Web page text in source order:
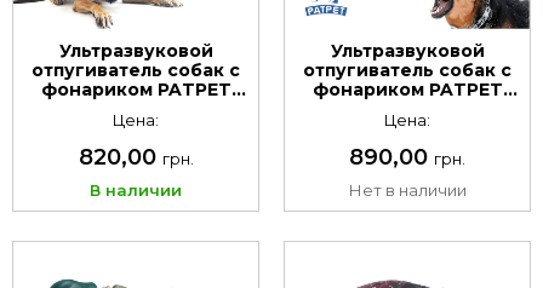
Ультразвуковой
отпугиватель собак с
фонариком PATPET
U10
Цена:
820,00 грн.
В наличии
Ультразвуковой
отпугиватель собак с
фонариком PATPET
U20
Цена:
890,00 грн.
Нет в наличии